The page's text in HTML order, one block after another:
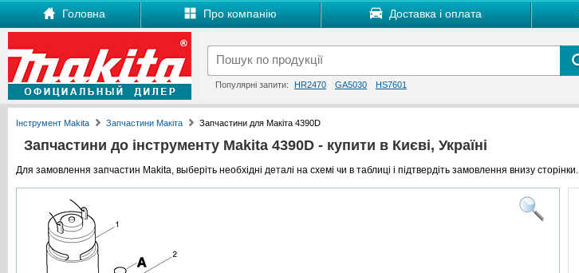
Головна Про компанію Доставка і оплата
Популярні запити: HR2470 GA5030 HS7601
Інструмент Makita Запчастини Макіта Запчастини для Макіта 4390D
Запчастини до інструменту Makita 4390D - купити в Києві, Україні
Для замовлення запчастин Makita, выберіть необхідні деталі на схемі чи в таблиці і підтвердіть замовлення внизу сторінки.